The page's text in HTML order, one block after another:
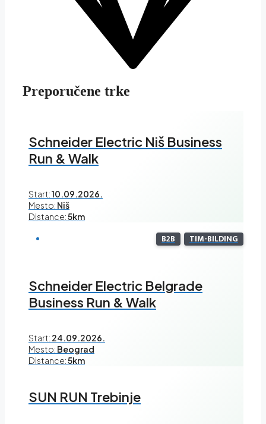
Preporučene trke
Schneider Electric Niš Business
Run & Walk
Start:10.09.2026.
Mesto: Niš
Distance:5km
B2B TIM-BILDING
Schneider Electric Belgrade
Business Run & Walk
Start: 24.09.2026.
Mesto: Beograd
Distance:5km
SUN RUN Trebinje